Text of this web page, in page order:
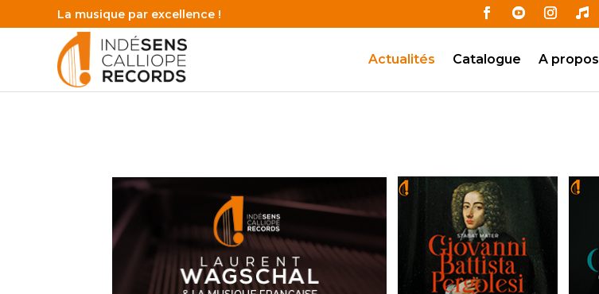
La musique par excellence !
Actualités Catalogue A propos